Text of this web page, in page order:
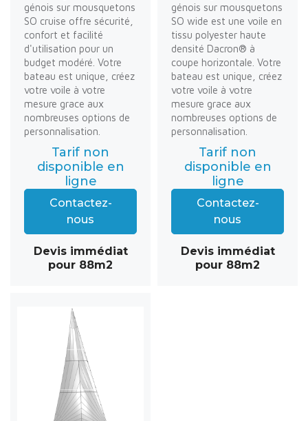
génois sur mousquetons
SO cruise offre sécurité,
confort et facilité
d'utilisation pour un
budget modéré. Votre
bateau est unique, créez
votre voile à votre
mesure grace aux
nombreuses options de
personnalisation.
Tarif non
disponible en
ligne
Contactez-
nous
Devis immédiat
pour 88m2
génois sur mousquetons
SO wide est une voile en
tissu polyester haute
densité Dacron® à
coupe horizontale. Votre
bateau est unique, créez
votre voile à votre
mesure grace aux
nombreuses options de
personnalisation.
Tarif non
disponible en
ligne
Contactez-
nous
Devis immédiat
pour 88m2